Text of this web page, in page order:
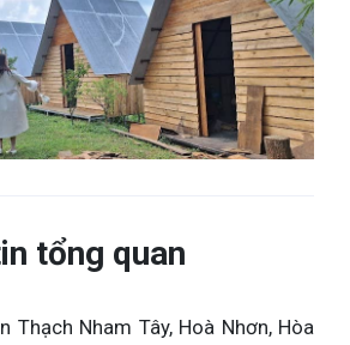
tổng quan
Thạch Nham Tây, Hoà Nhơn, Hòa